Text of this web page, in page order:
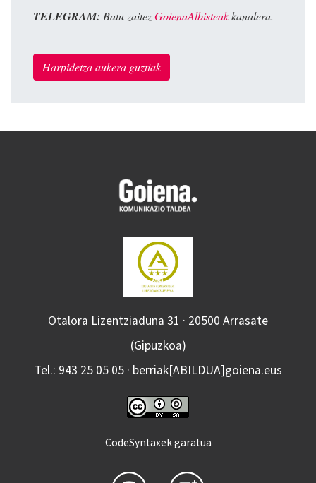
TELEGRAM: Batu zaitezGoienaAlbisteakkanalera.
Harpidetza aukera guztiak
Otalora Lizentziaduna 31 · 20500 Arrasate
(Gipuzkoa)
Tel.: 943 25 05 05 · berriak[ABILDUA]goiena.eus
CodeSyntaxek garatua